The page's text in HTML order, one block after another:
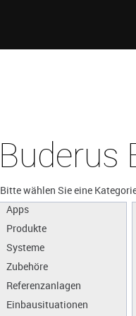
Buderus
Bitte wählen Sie eine
Apps
Produkte
Systeme
Zubehöre
Referenzanlagen
Einbausituationen